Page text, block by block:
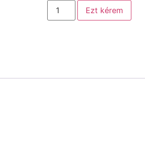
Ezt kérem